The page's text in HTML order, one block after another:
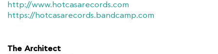
http://www.hotcasarecords.com
https://hotcasarecords.bandcamp.com
The Architect